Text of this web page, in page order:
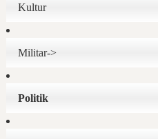
Kultur
Militar->
Politik